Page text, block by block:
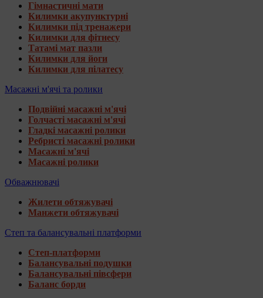
Гімнастичні мати
Килимки акупунктурні
Килимки під тренажери
Килимки для фітнесу
Татамі мат пазли
Килимки для йоги
Килимки для пілатесу
Масажні м'ячі та ролики
Подвійні масажні м'ячі
Голчасті масажні м'ячі
Гладкі масажні ролики
Ребристі масажні ролики
Масажні м'ячі
Масажні ролики
Обважнювачі
Жилети обтяжувачі
Манжети обтяжувачі
Степ та балансувальні платформи
Степ-платформи
Балансувальні подушки
Балансувальні півсфери
Баланс борди